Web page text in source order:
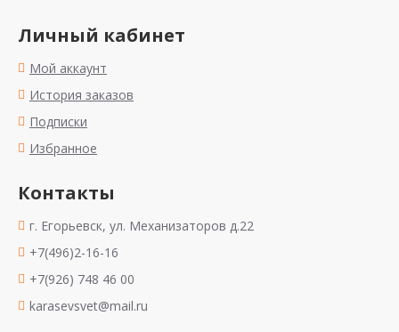
Личный кабинет
Мой аккаунт
История заказов
Подписки
Избранное
Контакты
г. Егорьевск, ул. Механизаторов д.22
+7(496)2-16-16
+7(926) 748 46 00
karasevsvet@mail.ru